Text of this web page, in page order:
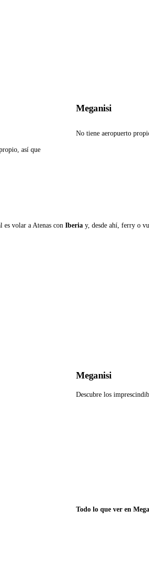
así que
Meganisi
No tiene aeropuerto
es volar a Atenas con Iberia y, desde ahí, ferry o
Meganisi
Descubre los
Todo lo que ver en